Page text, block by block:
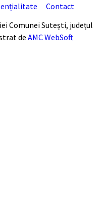
Contact
Comunei Sutești, județul
de AMC WebSoft